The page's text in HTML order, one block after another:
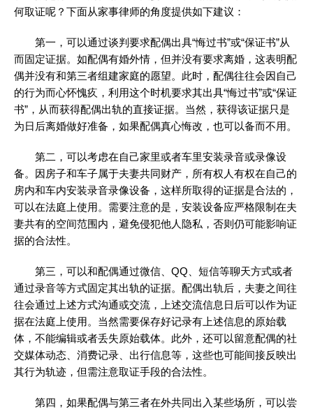
何取证呢？下面从家事律师的角度提供如下建议：
第一，可以通过谈判要求配偶出具“悔过书”或“保证书”从
而固定证据。如配偶有婚外情，但并没有要求离婚，这表明配
偶并没有和第三者组建家庭的愿望。此时，配偶往往会因自己
的行为而心怀愧疚，利用这个时机要求其出具“悔过书”或“保证
书”，从而获得配偶出轨的直接证据。当然，获得该证据只是
为日后离婚做好准备，如果配偶真心悔改，也可以备而不用。
第二，可以考虑在自己家里或者车里安装录音或录像设
备。因房子和车子属于夫妻共同财产，所有权人有权在自己的
房内和车内安装录音录像设备，这样所取得的证据是合法的，
可以在法庭上使用。需要注意的是，安装设备应严格限制在夫
妻共有的空间范围内，避免侵犯他人隐私，否则仍可能影响证
据的合法性。
第三，可以和配偶通过微信、QQ、短信等聊天方式或者
通过录音等方式固定其出轨的证据。配偶出轨后，夫妻之间往
往会通过上述方式沟通或交流，上述交流信息日后可以作为证
据在法庭上使用。当然需要保存好记录有上述信息的原始载
体，不能编辑或者丢失原始载体。此外，还可以留意配偶的社
交媒体动态、消费记录、出行信息等，这些也可能间接反映出
其行为轨迹，但需注意取证手段的合法性。
第四，如果配偶与第三者在外共同出入某些场所，可以尝